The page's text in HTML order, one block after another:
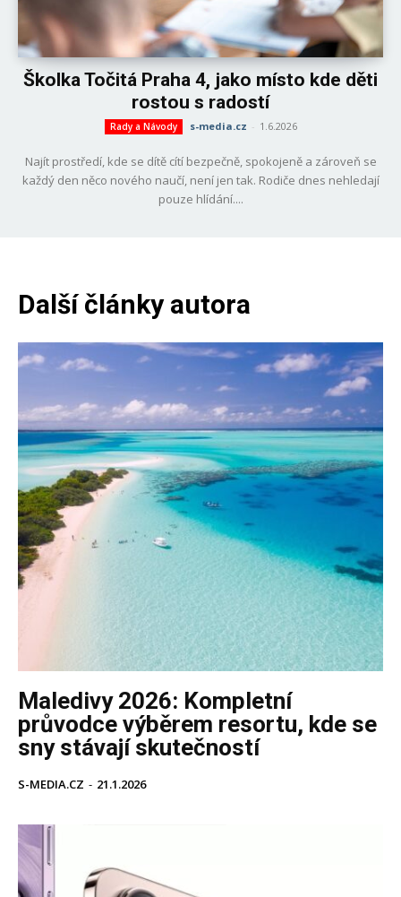
Školka Točitá Praha 4, jako místo kde děti
rostou s radostí
Rady a Návody s-media.cz - 1.6.2026
Najít prostředí, kde se dítě cítí bezpečně, spokojeně a zároveň se
každý den něco nového naučí, není jen tak. Rodiče dnes nehledají
pouze hlídání....
Další články autora
Maledivy 2026: Kompletní
průvodce výběrem resortu, kde se
sny stávají skutečností
S-MEDIA.CZ - 21.1.2026